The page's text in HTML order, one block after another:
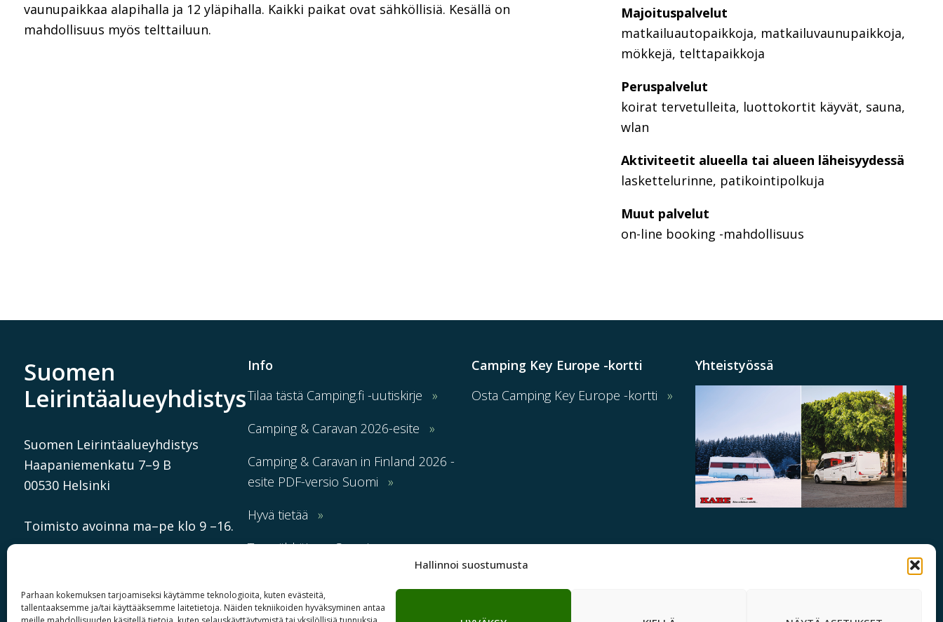
Hallinnoi suostumusta
Parhaan kokemuksen tarjoamiseksi käytämme teknologioita, kuten evästeitä,
tallentaaksemme ja/tai käyttääksemme laitetietoja. Näiden tekniikoiden hyväksyminen antaa
vaunupaikkaa alapihalla ja 12 yläpihalla. Kaikki paikat ovat sähköllisiä. Kesällä on
mahdollisuus myös telttailuun.
Majoituspalvelut
matkailuautopaikkoja, matkailuvaunupaikkoja,
mökkejä, telttapaikkoja
Peruspalvelut
koirat tervetulleita, luottokortit käyvät, sauna,
wlan
Aktiviteetit alueella tai alueen läheisyydessä
laskettelurinne, patikointipolkuja
Muut palvelut
on-line booking -mahdollisuus
Suomen
Leirintäalueyhdistys
Suomen Leirintäalueyhdistys
Haapaniemenkatu 7–9 B
00530 Helsinki
Toimisto avoinna ma–pe klo 9 –16.
Info
Tilaa tästä Camping.fi -uutiskirje
Camping & Caravan 2026-esite
Camping & Caravan in Finland 2026 -
esite PDF-versio Suomi
Hyvä tietää
Tee sähköinen Camping-
Camping Key Europe -kortti
Osta Camping Key Europe -kortti
Yhteistyössä
Copyright© 2026 Suomen Leirintäalueyhdistys | Lemonsoft